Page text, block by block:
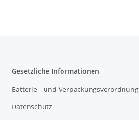
Gesetzliche Informationen
Batterie - und Verpackungsverordnung
Datenschutz